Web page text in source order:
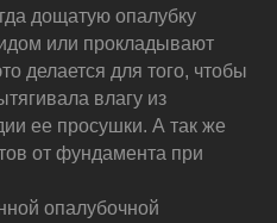
дощатую опалубку
или прокладывают
делается для того, чтобы
влагу из
ее просушки. А так же
от фундамента при
опалубочной